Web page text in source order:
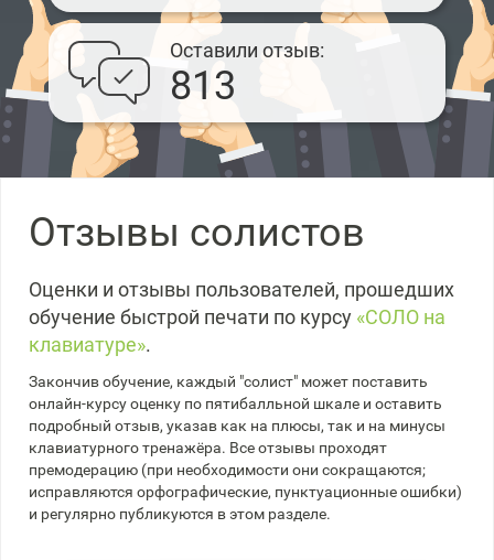
Оставили отзыв
813
Отзывы солистов
Оценки и отзывы пользователей, прошедших
обучение быстрой печати по курсу «СОЛО на
клавиатуре».
Закончив обучение, каждый "солист" может поставить
онлайн-курсу оценку по пятибалльной шкале и оставить
подробный отзыв, указав как на плюсы, так и на минусы
клавиатурного тренажёра. Все отзывы проходят
премодерацию (при необходимости они сокращаются;
исправляются орфографические, пунктуационные ошибки)
и регулярно публикуются в этом разделе.